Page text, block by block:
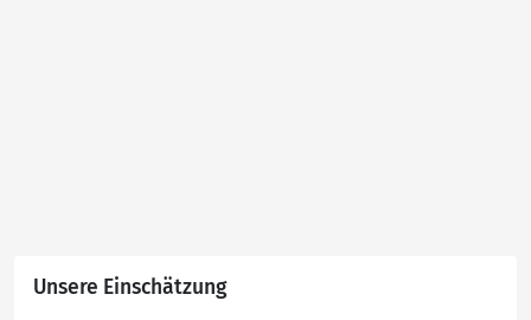
Unsere Einschätzung